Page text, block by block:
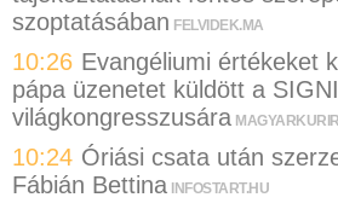
szoptatásában FELVIDEK.MA
10:26 Evangéliumi értékeket
pápa üzenetet küldött a
világkongresszusára
10:24 Óriási csata után
Fábián Bettina INFOSTART.HU